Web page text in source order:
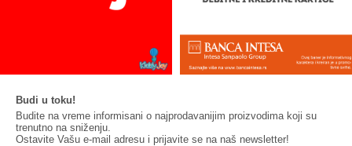
Budi u toku!
Budite na vreme informisani o najprodavanijim proizvodima koji su
trenutno na sniženju.
Ostavite Vašu e-mail adresu i prijavite se na naš newsletter!